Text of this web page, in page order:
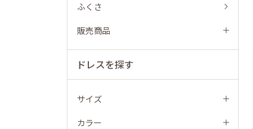
ふくさ
販売商品
ドレスを探す
サイズ
カラー